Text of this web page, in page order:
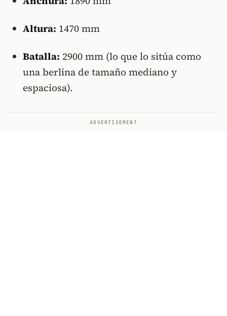
Altura: 1470 mm
Batalla: 2900 mm (lo que lo sitúa como
una berlina de tamaño mediano y
espaciosa).
ADVERTISEMENT